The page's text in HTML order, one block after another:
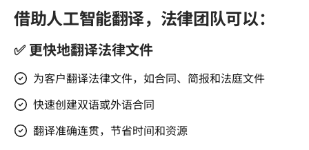
借助人工智能翻译，法律团队可以：
✅ 更快地翻译法律文件
为客户翻译法律文件，如合同、简报和法庭文件
快速创建双语或外语合同
翻译准确连贯，节省时间和资源